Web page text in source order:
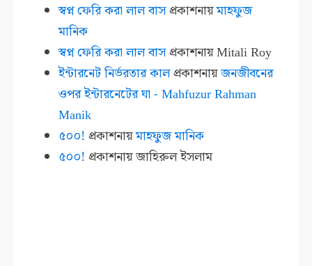
স্বপ্ন ফেরি করা লাল বাসপ্রকাশনায়মাহফুজ
মানিক
স্বপ্ন ফেরি করা লাল বাসপ্রকাশনায়Mitali Roy
ইন্টারনেট নির্ভরতার কালপ্রকাশনায়জনজীবনের
ওপর ইন্টারনেটের ঘা - Mahfuzur Rahman
Manik
৫০০! প্রকাশনায়মাহফুজ মানিক
৫০০! প্রকাশনায়জাহিরুল ইসলাম